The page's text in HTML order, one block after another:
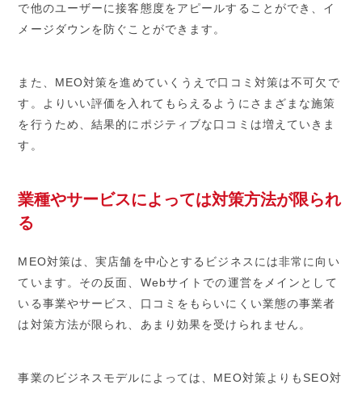
で他のユーザーに接客態度をアピールすることができ、イ
メージダウンを防ぐことができます。
また、MEO対策を進めていくうえで口コミ対策は不可欠で
す。よりいい評価を入れてもらえるようにさまざまな施策
を行うため、結果的にポジティブな口コミは増えていきま
す。
業種やサービスによっては対策方法が限られ
る
MEO対策は、実店舗を中心とするビジネスには非常に向い
ています。その反面、Webサイトでの運営をメインとして
いる事業やサービス、口コミをもらいにくい業態の事業者
は対策方法が限られ、あまり効果を受けられません。
事業のビジネスモデルによっては、MEO対策よりもSEO対